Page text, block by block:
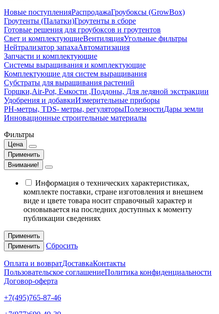
Новые поступленияРаспродажаГроубоксы (GrowBox)
Гроутенты (Палатки)Гроутенты в сборе
Готовые решения для гроубоксов и гроутентов
Свет и комплектующиеВентиляцияУгольные фильтры
Нейтрализатор запахаАвтоматизация
Запчасти и комплектующие
Системы выращивания и комплектующие
Комплектующие для систем выращивания
Субстраты для выращивания растений
Горшки,Air-Pot, Емкости ,Поддоны, Для ледяной экстракции
Удобрения и добавкиИзмерительные приборы
РН-метры, TDS- метры, регуляторыПолезностиДары земли
Инновационные строительные материалы
Фильтры
Цена
Применить
Внимание!
Информация о технических характеристиках,
комплекте поставки, стране изготовления и внешнем
виде и цвете товара носит справочный характер и
основывается на последних доступных к моменту
публикации сведениях
Применить
Применить
Сбросить
Оплата и возвратДоставкаКонтакты
Пользовательское соглашениеПолитика конфиденциальности
Договор-оферта
+7(495)765-87-46